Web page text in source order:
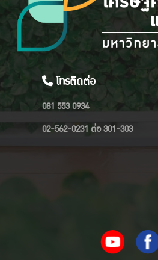
โทรติดต่อ
081 553 0934
02-562-0231 ต่อ 301-303